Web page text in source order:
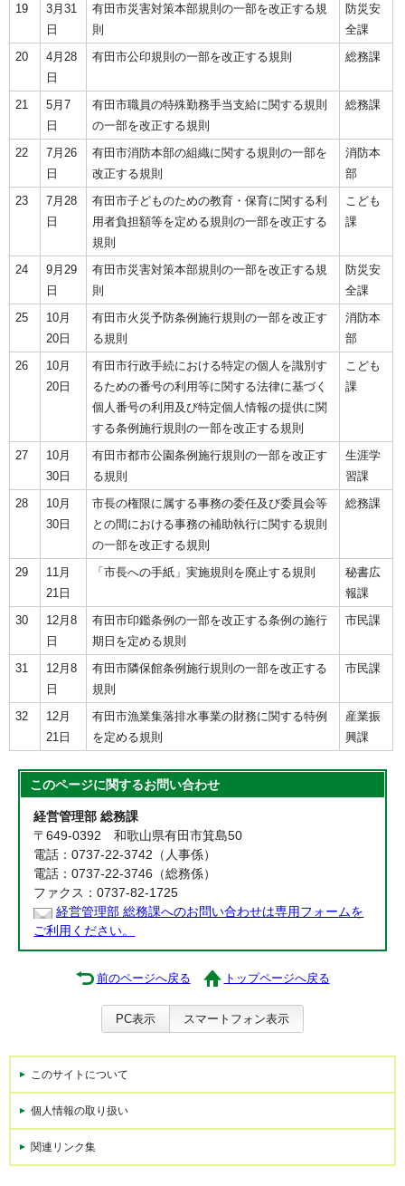
19
3月31
日
有田市災害対策本部規則の一部を改正する規
則
防災安
全課
20
4月28
日
有田市公印規則の一部を改正する規則 総務課
21
5月7
日
有田市職員の特殊勤務手当支給に関する規則
の一部を改正する規則
総務課
22
7月26
日
有田市消防本部の組織に関する規則の一部を
改正する規則
消防本
部
23
7月28
日
有田市子どものための教育・保育に関する利
用者負担額等を定める規則の一部を改正する
規則
こども
課
24
9月29
日
有田市災害対策本部規則の一部を改正する規
則
防災安
全課
25
10月
20日
有田市火災予防条例施行規則の一部を改正す
る規則
消防本
部
26
10月
20日
有田市行政手続における特定の個人を識別す
るための番号の利用等に関する法律に基づく
個人番号の利用及び特定個人情報の提供に関
する条例施行規則の一部を改正する規則
こども
課
27
10月
30日
有田市都市公園条例施行規則の一部を改正す
る規則
生涯学
習課
28
10月
30日
市長の権限に属する事務の委任及び委員会等
との間における事務の補助執行に関する規則
の一部を改正する規則
総務課
29
11月
21日
「市長への手紙」実施規則を廃止する規則
秘書広
報課
30
12月8
日
有田市印鑑条例の一部を改正する条例の施行
期日を定める規則
市民課
31
12月8
日
有田市隣保館条例施行規則の一部を改正する
規則
市民課
32
12月
21日
有田市漁業集落排水事業の財務に関する特例
を定める規則
産業振
興課
このページに関するお問い合わせ
経営管理部 総務課
〒649-0392 和歌山県有田市箕島50
電話：0737-22-3742（人事係）
電話：0737-22-3746（総務係）
ファクス：0737-82-1725
経営管理部 総務課へのお問い合わせは専用フォームを
ご利用ください。
前のページへ戻る トップページへ戻る
PC表示 スマートフォン表示
このサイトについて
個人情報の取り扱い
関連リンク集